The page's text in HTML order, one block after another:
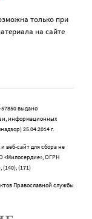
только при
на сайте
выдано
информационных
25.04.2014 г.
веб-сайт для сбора не
«Милосердие», ОГРН
(140), (171)
Православной службы